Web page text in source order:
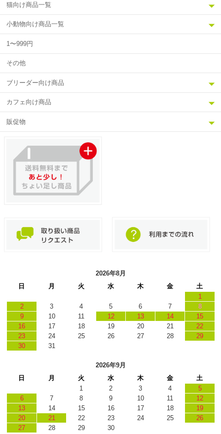
猫向け商品一覧
小動物向け商品一覧
1〜999円
その他
ブリーダー向け商品
カフェ向け商品
販促物
2026年8月
日
月 火 水 木 金
土
1
2
3 4 5 6 7
8
9
10 11 12 13 14
15
16
17 18 19 20 21
22
23
24 25 26 27 28
29
30
31
2026年9月
日
月 火 水 木 金
土
1
2 3 4
5
6
7 8 9 10 11
12
13
14 15 16 17 18
19
20
21 22 23 24 25
26
27
28 29 30